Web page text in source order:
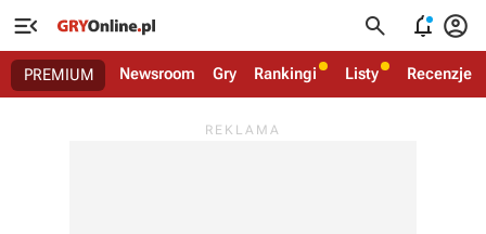
   
PREMIUM Newsroom Gry Rankingi Listy Recenzje